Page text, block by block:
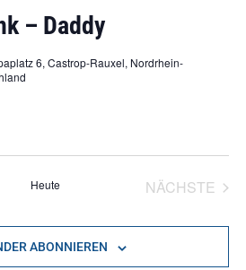
– Daddy
6, Castrop-Rauxel, Nordrhein-
Heute NÄCHSTE
ABONNIEREN